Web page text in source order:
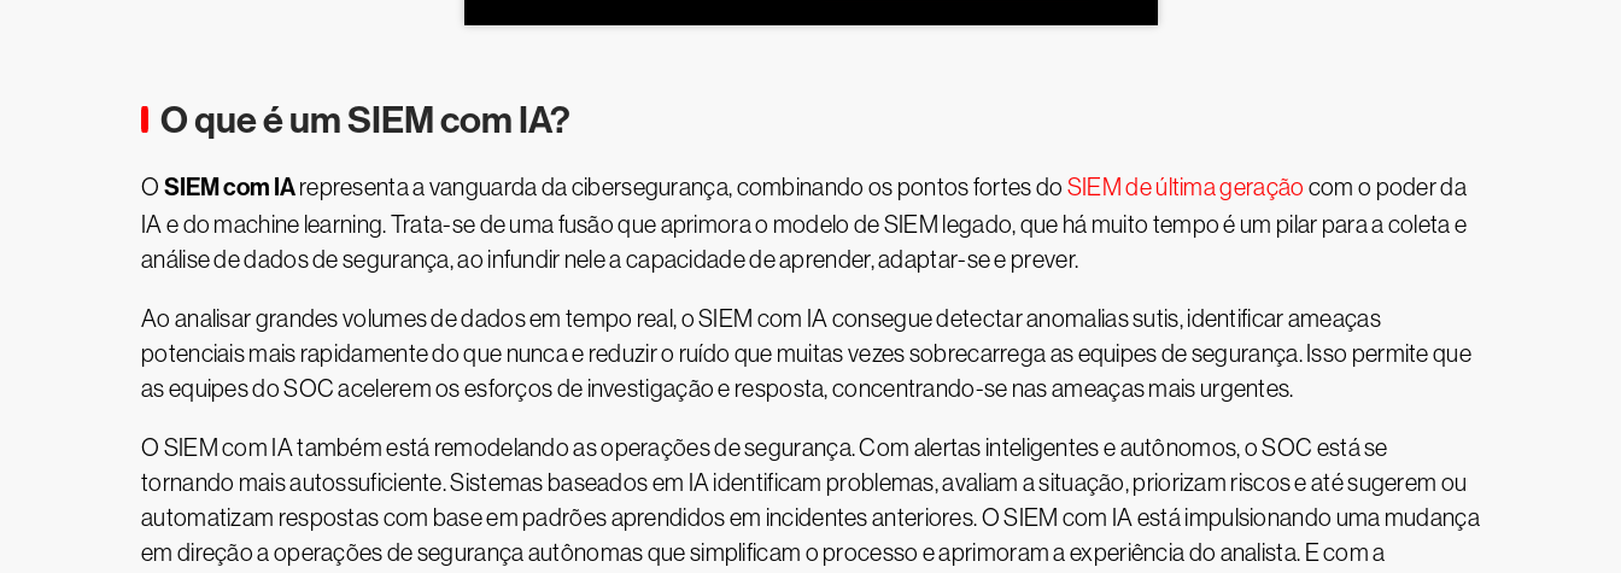
O que é um SIEM com IA?
O SIEM com IArepresenta a vanguarda da cibersegurança, combinando os pontos fortes do SIEM de última geração com o poder da
IA e do machine learning. Trata-se de uma fusão que aprimora o modelo de SIEM legado, que há muito tempo é um pilar para a coleta e
análise de dados de segurança, ao infundir nele a capacidade de aprender, adaptar-se e prever.
Ao analisar grandes volumes de dados em tempo real, o SIEM com IA consegue detectar anomalias sutis, identificar ameaças
potenciais mais rapidamente do que nunca e reduzir o ruído que muitas vezes sobrecarrega as equipes de segurança. Isso permite que
as equipes do SOC acelerem os esforços de investigação e resposta, concentrando-se nas ameaças mais urgentes.
O SIEM com IA também está remodelando as operações de segurança. Com alertas inteligentes e autônomos, o SOC está se
tornando mais autossuficiente. Sistemas baseados em IA identificam problemas, avaliam a situação, priorizam riscos e até sugerem ou
automatizam respostas com base em padrões aprendidos em incidentes anteriores. O SIEM com IA está impulsionando uma mudança
em direção a operações de segurança autônomas que simplificam o processo e aprimoram a experiência do analista. E com a